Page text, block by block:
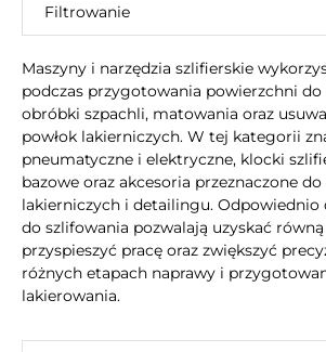
Filtrowanie
Maszyny i narzędzia szlifierskie
podczas przygotowania powierzchni do
obróbki szpachli, matowania oraz
powłok lakierniczych. W tej kategorii
pneumatyczne i elektryczne, klocki
bazowe oraz akcesoria przeznaczone
lakierniczych i detailingu. Odpowiednio
do szlifowania pozwalają uzyskać
przyspieszyć pracę oraz zwiększyć
różnych etapach naprawy i
lakierowania.